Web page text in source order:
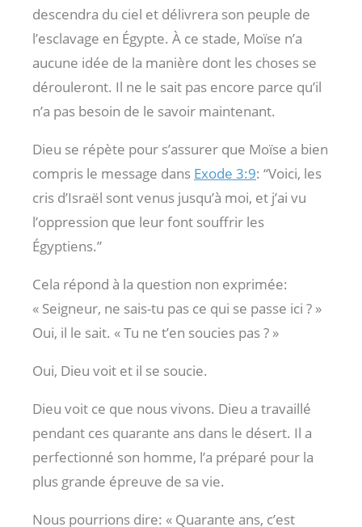
descendra du ciel et délivrera son peuple de
l’esclavage en Égypte. À ce stade, Moïse n’a
aucune idée de la manière dont les choses se
dérouleront. Il ne le sait pas encore parce qu’il
n’a pas besoin de le savoir maintenant.
Dieu se répète pour s’assurer que Moïse a bien
compris le message dans Exode 3:9: “Voici, les
cris d’Israël sont venus jusqu’à moi, et j’ai vu
l’oppression que leur font souffrir les
Égyptiens.”
Cela répond à la question non exprimée:
« Seigneur, ne sais-tu pas ce qui se passe ici ? »
Oui, il le sait. « Tu ne t’en soucies pas ? »
Oui, Dieu voit et il se soucie.
Dieu voit ce que nous vivons. Dieu a travaillé
pendant ces quarante ans dans le désert. Il a
perfectionné son homme, l’a préparé pour la
plus grande épreuve de sa vie.
Nous pourrions dire: « Quarante ans, c’est